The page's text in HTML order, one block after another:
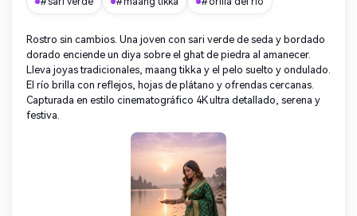
Rostro sin cambios. Una joven con sari verde de seda y bordado
dorado enciende un diya sobre el ghat de piedra al amanecer.
Lleva joyas tradicionales, maang tikka y el pelo suelto y ondulado.
El río brilla con reflejos, hojas de plátano y ofrendas cercanas.
Capturada en estilo cinematográfico 4K ultra detallado, serena y
festiva.